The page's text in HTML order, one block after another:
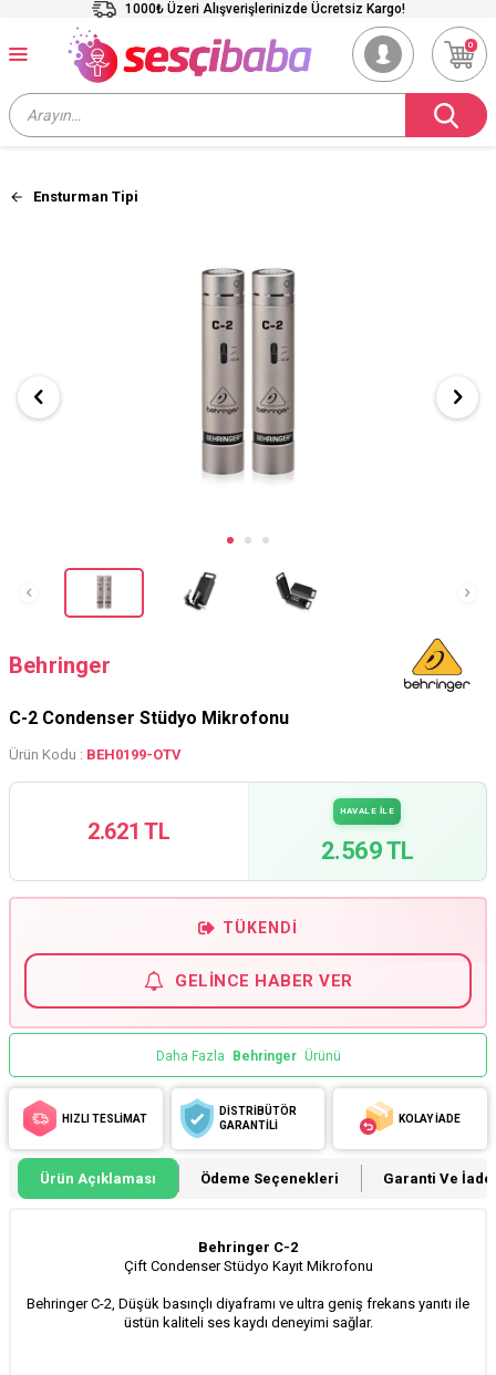
1000₺ Üzeri Alışverişlerinizde Ücretsiz Kargo!
0
Ensturman Tipi
Behringer
C-2 Condenser Stüdyo Mikrofonu
Ürün Kodu : BEH0199-OTV
2.621 TL
HAVALE İLE
2.569 TL
TÜKENDI
GELINCE HABER VER
Daha Fazla Behringer Ürünü
HIZLI TESLİMAT
DİSTRİBÜTÖR
GARANTİLİ
KOLAY İADE
Ürün Açıklaması Ödeme Seçenekleri Garanti Ve İade
Behringer C-2
Çift Condenser Stüdyo Kayıt Mikrofonu
Behringer C-2, Düşük basınçlı diyaframı ve ultra geniş frekans yanıtı ile
üstün kaliteli ses kaydı deneyimi sağlar.